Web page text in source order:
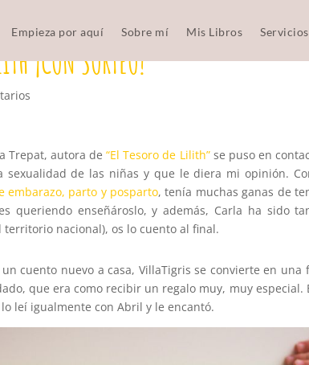
Empieza por aquí Sobre mí Mis Libros Servicios
¡CON SORTEO!
Trepat, autora de“El Tesoro de Lilith”se puso en
sexualidad de las niñas y que le diera mi opinión.
embarazo, parto y posparto, tenía muchas ganas de
queriendo enseñároslo, y además, Carla ha sido
nacional), os lo cuento al final.
cuento nuevo a casa, VillaTigris se convierte en una
que era como recibir un regalo muy, muy especial.
leí igualmente con Abril y le encantó.